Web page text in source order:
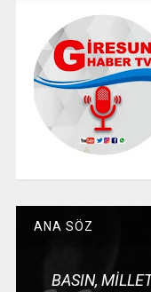
ANA SÖZ
BASIN,